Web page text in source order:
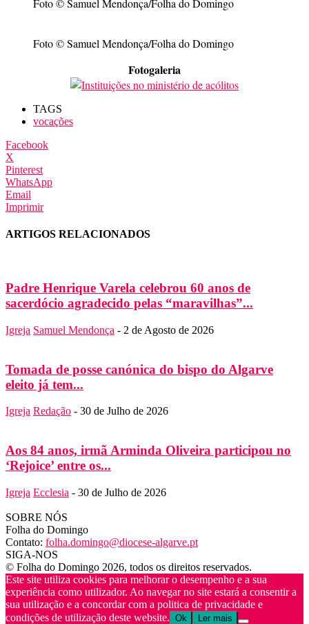
Foto © Samuel Mendonça/Folha do Domingo
Foto © Samuel Mendonça/Folha do Domingo
Fotogaleria
TAGS
vocações
Facebook
X
Pinterest
WhatsApp
Email
Imprimir
ARTIGOS RELACIONADOS
Padre Henrique Varela celebrou 60 anos de
sacerdócio agradecido pelas “maravilhas”...
Igreja Samuel Mendonça - 2 de Agosto de 2026
Tomada de posse canónica do bispo do Algarve
eleito já tem...
Igreja Redação - 30 de Julho de 2026
Aos 84 anos, irmã Arminda Oliveira participou no
‘Rejoice’ entre os...
Igreja Ecclesia - 30 de Julho de 2026
SOBRE NÓS
Folha do Domingo
Contato: folha.domingo@diocese-algarve.pt
SIGA-NOS
© Folha do Domingo 2026, todos os direitos reservados.
Este site utiliza cookies para melhorar o desempenho e a sua
experiência como utilizador. Ao navegar no site estará a consentir a
sua utilização e a concordar com a politica de privacidade e
condições de utilização deste website. Ok Ler mais